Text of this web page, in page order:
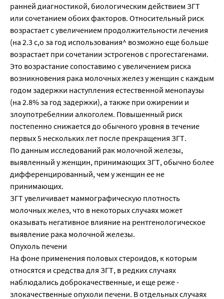
ранней диагностикой, биологическим действием ЗГТ
или сочетанием обоих факторов. Относительный риск
возрастает с увеличением продолжительности лечения
(на 2.3 с,о за год использования^ возможно еще больше
возрастает при сочетании эстрогенов с прогестагенами.
Это возрастание сопоставимо с увеличением риска
возникновения рака молочных желез у женщин с каждым
годом задержки наступления естественной менопаузы
(на 2.8% за год задержки), а также при ожирении и
злоупотребелнии алкоголем. Повышенный риск
постепенно снижается до обычного уровня в течение
первых 5 нескольких лет после прекращения ЗГТ.
По данным исследований рак молочной железы,
выявленный у женщин, принимающих ЗГТ, обычно более
дифференцированный, чем у женщин ее не
принимающих.
ЗГТ увеличивает маммографическую плотность
молочных желез, что в некоторых случаях может
оказывать негативное влияние на рентгенологическое
выявление рака молочной железы.
Опухоль печени
На фоне применения половых стероидов, к которым
относятся и средства для ЗГТ, в редких случаях
наблюдались доброкачественные, и еще реже -
злокачественные опухоли печени. В отдельных случаях